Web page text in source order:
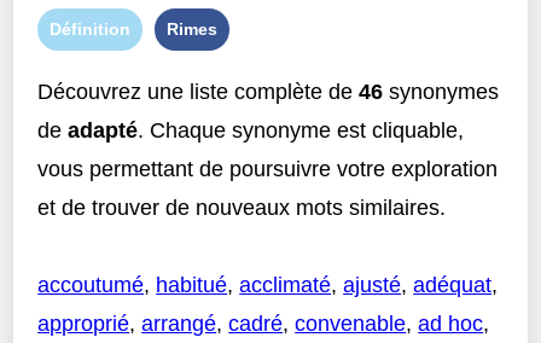
Définition Rimes
Découvrez une liste complète de46 synonymes
deadapté. Chaque synonyme est cliquable,
vous permettant de poursuivre votre exploration
et de trouver de nouveaux mots similaires.
accoutumé, habitué,acclimaté,ajusté,adéquat,
approprié,arrangé,cadré,convenable,ad hoc,